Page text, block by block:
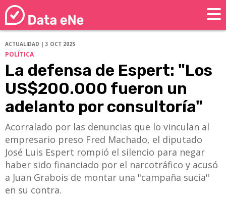
ACTUALIDAD | 3 OCT 2025
POLÍTICA
La defensa de Espert: "Los
US$200.000 fueron un
adelanto por consultoría"
Acorralado por las denuncias que lo vinculan al
empresario preso Fred Machado, el diputado
José Luis Espert rompió el silencio para negar
haber sido financiado por el narcotráfico y acusó
a Juan Grabois de montar una "campaña sucia"
en su contra.